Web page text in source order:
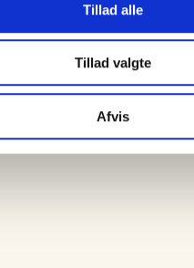
Tillad alle
Tillad valgte
Afvis